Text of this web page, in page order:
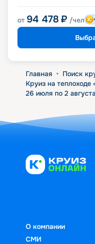
от 94 478 ₽ /чел
Главная • Поиск
Круиз на
26 июля по 2
О компании
СМИ